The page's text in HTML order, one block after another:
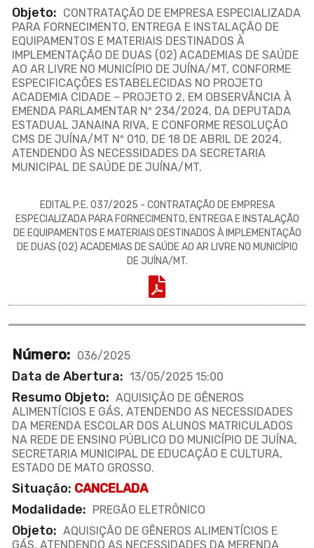
Objeto: CONTRATAÇÃO DE EMPRESA ESPECIALIZADA
PARA FORNECIMENTO, ENTREGA E INSTALAÇÃO DE
EQUIPAMENTOS E MATERIAIS DESTINADOS À
IMPLEMENTAÇÃO DE DUAS (02) ACADEMIAS DE SAÚDE
AO AR LIVRE NO MUNICÍPIO DE JUÍNA/MT, CONFORME
ESPECIFICAÇÕES ESTABELECIDAS NO PROJETO
ACADEMIA CIDADE – PROJETO 2, EM OBSERVÂNCIA À
EMENDA PARLAMENTAR Nº 234/2024, DA DEPUTADA
ESTADUAL JANAINA RIVA, E CONFORME RESOLUÇÃO
CMS DE JUÍNA/MT Nº 010, DE 18 DE ABRIL DE 2024,
ATENDENDO ÀS NECESSIDADES DA SECRETARIA
MUNICIPAL DE SAÚDE DE JUÍNA/MT.
EDITAL P.E. 037/2025 - CONTRATAÇÃO DE EMPRESA
ESPECIALIZADA PARA FORNECIMENTO, ENTREGA E INSTALAÇÃO
DE EQUIPAMENTOS E MATERIAIS DESTINADOS À IMPLEMENTAÇÃO
DE DUAS (02) ACADEMIAS DE SAÚDE AO AR LIVRE NO MUNICÍPIO
DE JUÍNA/MT.
Número: 036/2025
Data de Abertura: 13/05/2025 15:00
Resumo Objeto: AQUISIÇÃO DE GÊNEROS
ALIMENTÍCIOS E GÁS, ATENDENDO AS NECESSIDADES
DA MERENDA ESCOLAR DOS ALUNOS MATRICULADOS
NA REDE DE ENSINO PÚBLICO DO MUNICÍPIO DE JUÍNA,
SECRETARIA MUNICIPAL DE EDUCAÇÃO E CULTURA,
ESTADO DE MATO GROSSO.
Situação: CANCELADA
Modalidade: PREGÃO ELETRÔNICO
Objeto: AQUISIÇÃO DE GÊNEROS ALIMENTÍCIOS E
GÁS, ATENDENDO AS NECESSIDADES DA MERENDA